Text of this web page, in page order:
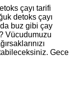
çayı tarifi
detoks çayı
buz gibi çay
Vücudumuzu
Gece